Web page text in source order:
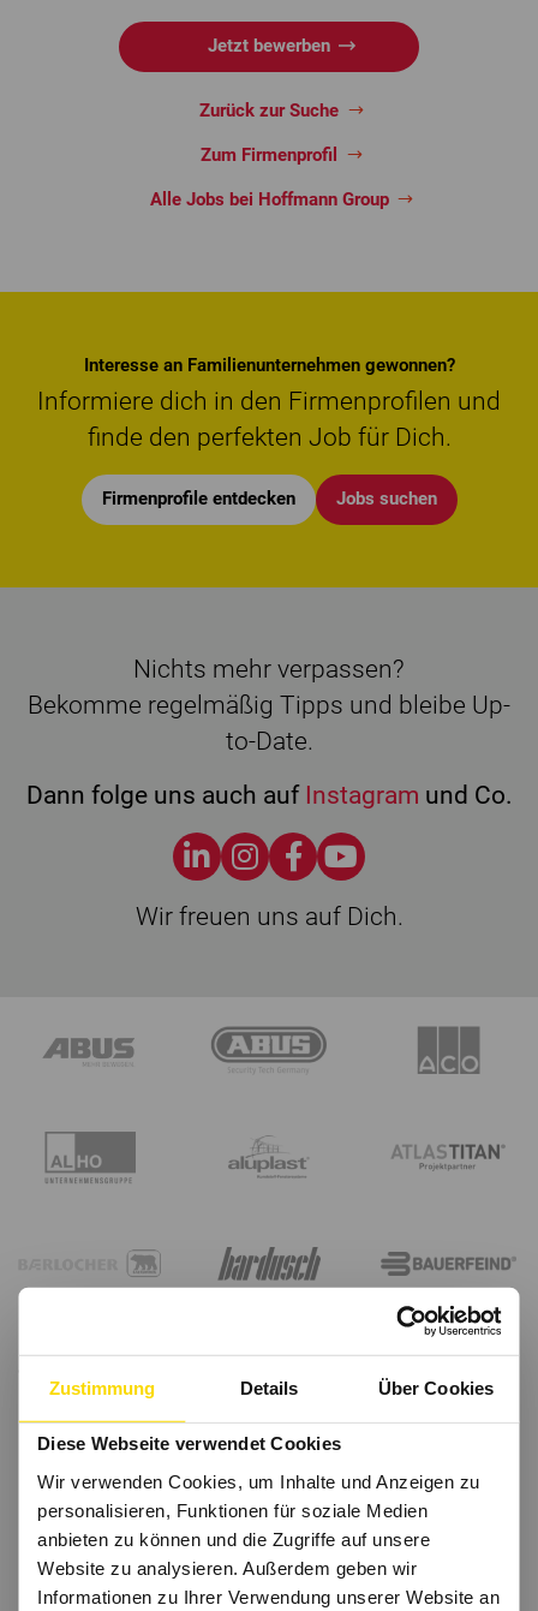
Zustimmung Details Über Cookies
Diese Webseite verwendet Cookies
Wir verwenden Cookies, um Inhalte und Anzeigen zu
personalisieren, Funktionen für soziale Medien
anbieten zu können und die Zugriffe auf unsere
Website zu analysieren. Außerdem geben wir
Informationen zu Ihrer Verwendung unserer Website an
Jetzt bewerben
Zurück zur Suche
Zum Firmenprofil
Alle Jobs bei Hoffmann Group
Interesse an Familienunternehmen gewonnen?
Informiere dich in den Firmenprofilen und
finde den perfekten Job für Dich.
Firmenprofile entdecken Jobs suchen
Nichts mehr verpassen?
Bekomme regelmäßig Tipps und bleibe Up-
to-Date.
Dann folge uns auch auf Instagram und Co.
Wir freuen uns auf Dich.